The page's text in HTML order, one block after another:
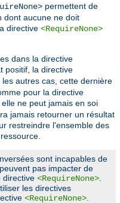
permettent de
dont aucune ne doit
directive <RequireNone>
dans la directive
positif, la directive
autres cas, cette dernière
pour la directive
, elle ne peut jamais en soi
jamais retourner un résultat
restreindre l'ensemble des
sont incapables de
pas impacter de
directive <RequireNone>
les directives
<RequireNone>